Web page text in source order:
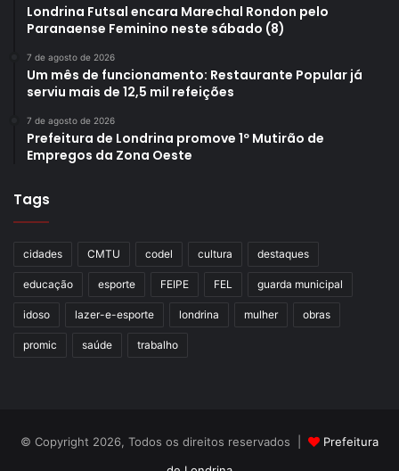
Londrina Futsal encara Marechal Rondon pelo
Paranaense Feminino neste sábado (8)
7 de agosto de 2026
Um mês de funcionamento: Restaurante Popular já
serviu mais de 12,5 mil refeições
7 de agosto de 2026
Prefeitura de Londrina promove 1º Mutirão de
Empregos da Zona Oeste
Tags
cidades CMTU codel cultura destaques
educação esporte FEIPE FEL guarda municipal
idoso lazer-e-esporte londrina mulher obras
promic saúde trabalho
© Copyright 2026, Todos os direitos reservados |
Prefeitura